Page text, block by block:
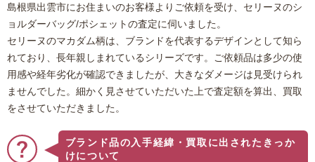
島根県出雲市にお住まいのお客様よりご依頼を受け、セリーヌのシ
ョルダーバッグ/ポシェットの査定に伺いました。
セリーヌのマカダム柄は、ブランドを代表するデザインとして知ら
れており、長年親しまれているシリーズです。ご依頼品は多少の使
用感や経年劣化が確認できましたが、大きなダメージは見受けられ
ませんでした。細かく見させていただいた上で査定額を算出、買取
をさせていただきました。
ブランド品の入手経緯・買取に出されたきっか
けについて